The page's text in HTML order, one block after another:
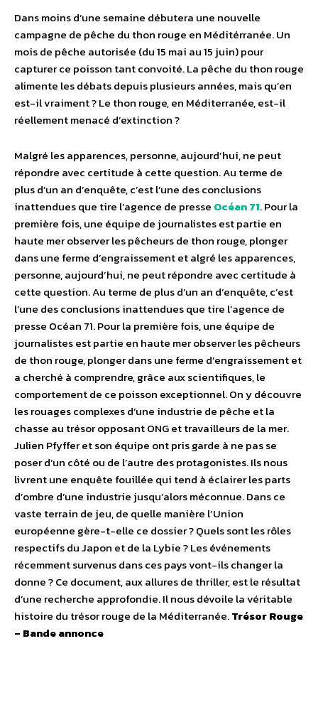
Dans moins d’une semaine débutera une nouvelle
campagne de pêche du thon rouge en Méditérranée. Un
mois de pêche autorisée (du 15 mai au 15 juin) pour
capturer ce poisson tant convoité. La pêche du thon rouge
alimente les débats depuis plusieurs années, mais qu’en
est-il vraiment ? Le thon rouge, en Méditerranée, est-il
réellement menacé d’extinction ?
Malgré les apparences, personne, aujourd’hui, ne peut
répondre avec certitude à cette question. Au terme de
plus d’un an d’enquête, c’est l’une des conclusions
inattendues que tire l’agence de presse Océan 71. Pour la
première fois, une équipe de journalistes est partie en
haute mer observer les pêcheurs de thon rouge, plonger
dans une ferme d’engraissement et algré les apparences,
personne, aujourd’hui, ne peut répondre avec certitude à
cette question. Au terme de plus d’un an d’enquête, c’est
l’une des conclusions inattendues que tire l’agence de
presse Océan 71. Pour la première fois, une équipe de
journalistes est partie en haute mer observer les pêcheurs
de thon rouge, plonger dans une ferme d’engraissement et
a cherché à comprendre, grâce aux scientifiques, le
comportement de ce poisson exceptionnel. On y découvre
les rouages complexes d’une industrie de pêche et la
chasse au trésor opposant ONG et travailleurs de la mer.
Julien Pfyffer et son équipe ont pris garde à ne pas se
poser d’un côté ou de l’autre des protagonistes. Ils nous
livrent une enquête fouillée qui tend à éclairer les parts
d’ombre d’une industrie jusqu’alors méconnue. Dans ce
vaste terrain de jeu, de quelle manière l’Union
européenne gère-t-elle ce dossier ? Quels sont les rôles
respectifs du Japon et de la Lybie ? Les événements
récemment survenus dans ces pays vont-ils changer la
donne ? Ce document, aux allures de thriller, est le résultat
d’une recherche approfondie. Il nous dévoile la véritable
histoire du trésor rouge de la Méditerranée.Trésor Rouge
– Bande annonce